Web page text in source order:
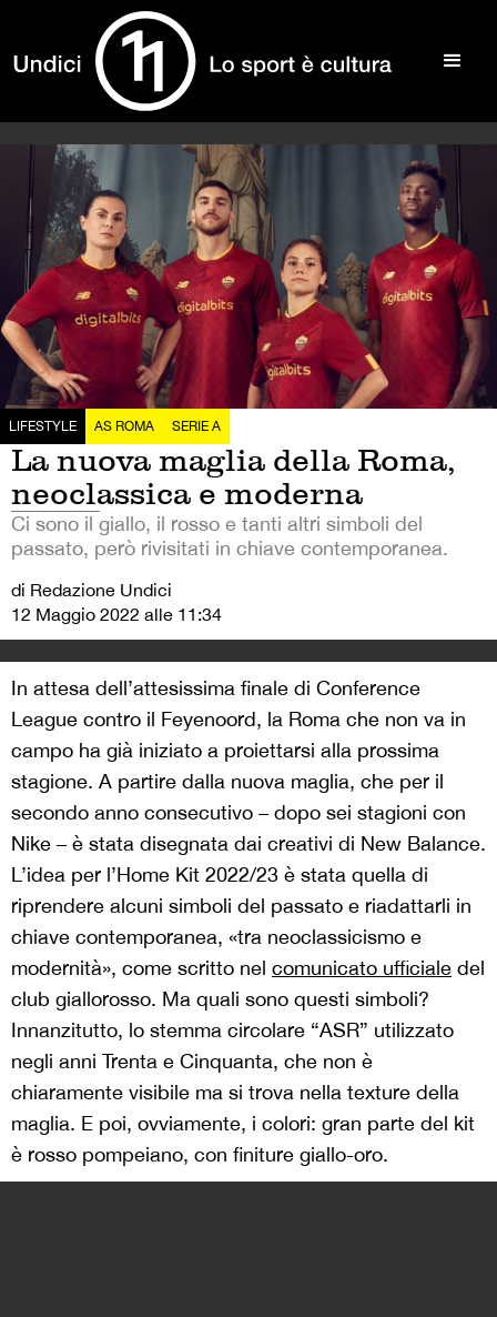
LIFESTYLE AS ROMA SERIE A
La nuova maglia della Roma,
neoclassica e moderna
Ci sono il giallo, il rosso e tanti altri simboli del
passato, però rivisitati in chiave contemporanea.
di Redazione Undici
12 Maggio 2022 alle 11:34
In attesa dell’attesissima finale di Conference
League contro il Feyenoord, la Roma che non va in
campo ha già iniziato a proiettarsi alla prossima
stagione. A partire dalla nuova maglia, che per il
secondo anno consecutivo – dopo sei stagioni con
Nike – è stata disegnata dai creativi di New Balance.
L’idea per l’Home Kit 2022/23 è stata quella di
riprendere alcuni simboli del passato e riadattarli in
chiave contemporanea, «tra neoclassicismo e
modernità», come scritto nel comunicato ufficiale del
club giallorosso. Ma quali sono questi simboli?
Innanzitutto, lo stemma circolare “ASR” utilizzato
negli anni Trenta e Cinquanta, che non è
chiaramente visibile ma si trova nella texture della
maglia. E poi, ovviamente, i colori: gran parte del kit
è rosso pompeiano, con finiture giallo-oro.